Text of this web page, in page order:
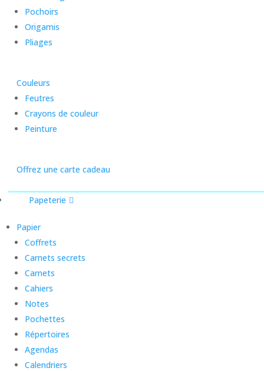
Pochoirs
Origamis
Pliages
Couleurs
Feutres
Crayons de couleur
Peinture
Offrez une carte cadeau
Papeterie
Papier
Coffrets
Carnets secrets
Carnets
Cahiers
Notes
Pochettes
Répertoires
Agendas
Calendriers